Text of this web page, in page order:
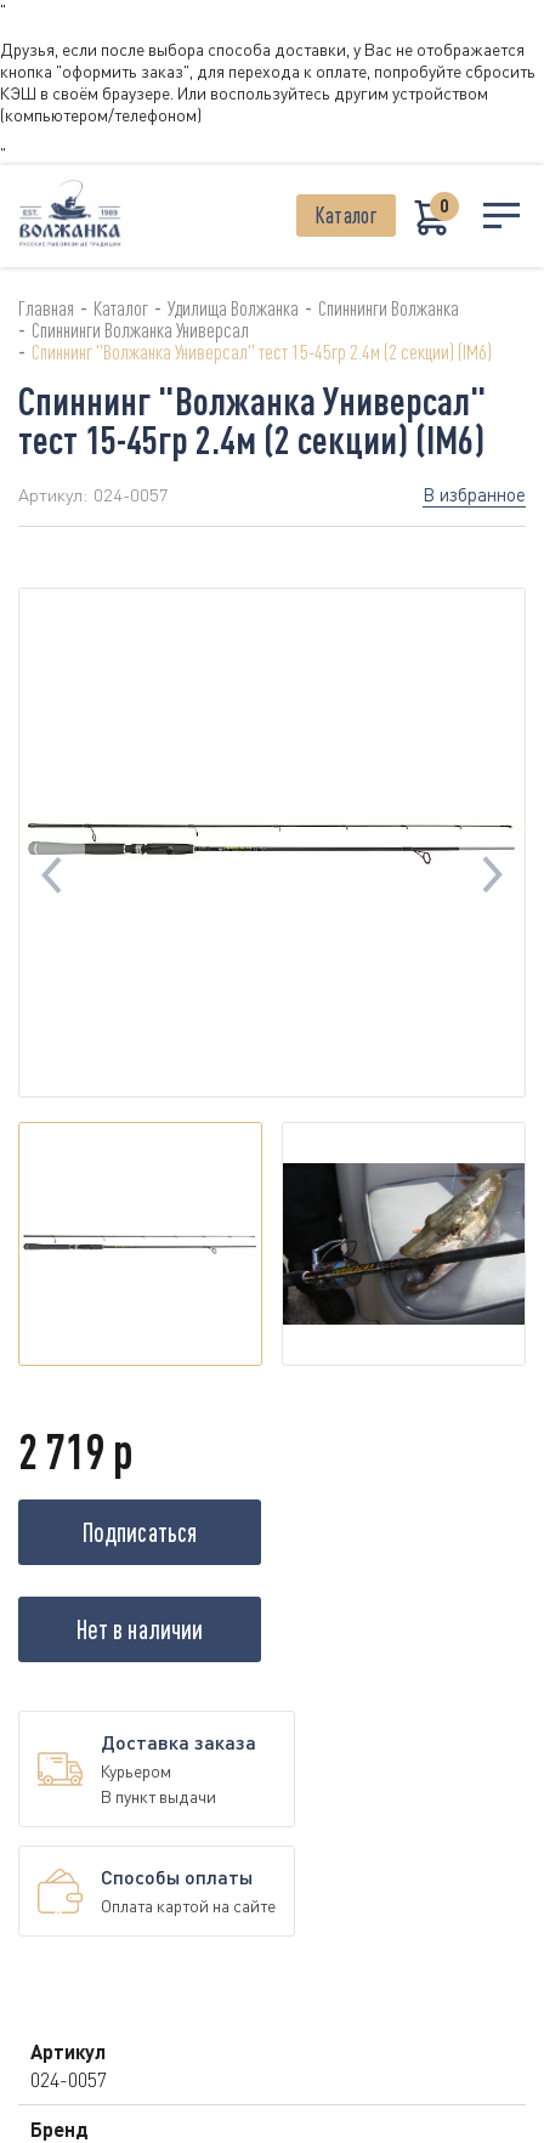
"
Друзья, если после выбора способа доставки, у Вас не отображается
кнопка "оформить заказ", для перехода к оплате, попробуйте сбросить
КЭШ в своём браузере. Или воспользуйтесь другим устройством
(компьютером/телефоном)
"
Каталог 0
Главная - Каталог - Удилища Волжанка - Спиннинги Волжанка
- Спиннинги Волжанка Универсал
- Спиннинг "Волжанка Универсал" тест 15-45гр 2.4м (2 секции) (IM6)
Спиннинг "Волжанка Универсал"
тест 15-45гр 2.4м (2 секции) (IM6)
Артикул: 024-0057 В избранное
2 719 р
Подписаться
Нет в наличии
Доставка заказа
Курьером
В пункт выдачи
Способы оплаты
Оплата картой на сайте
Артикул
024-0057
Бренд